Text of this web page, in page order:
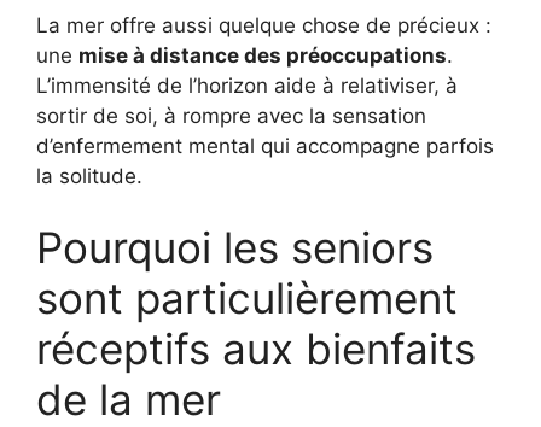
La mer offre aussi quelque chose de précieux :
une mise à distance des préoccupations.
L’immensité de l’horizon aide à relativiser, à
sortir de soi, à rompre avec la sensation
d’enfermement mental qui accompagne parfois
la solitude.
Pourquoi les seniors
sont particulièrement
réceptifs aux bienfaits
de la mer